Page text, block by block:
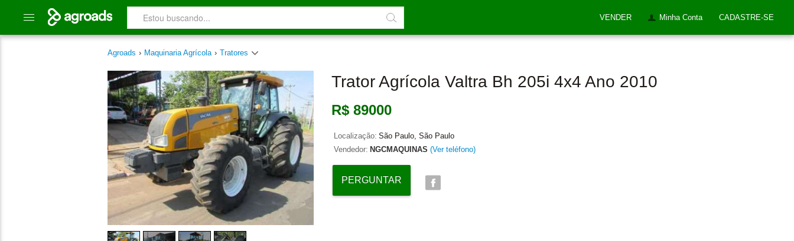
VENDER Minha Conta CADASTRE-SE
Agroads › Maquinaria Agrícola › Tratores
Trator Agrícola Valtra Bh 205i 4x4 Ano 2010
R$ 89000
Localização: São Paulo, São Paulo
Vendedor: NGCMAQUINAS (Ver teléfono)
PERGUNTAR